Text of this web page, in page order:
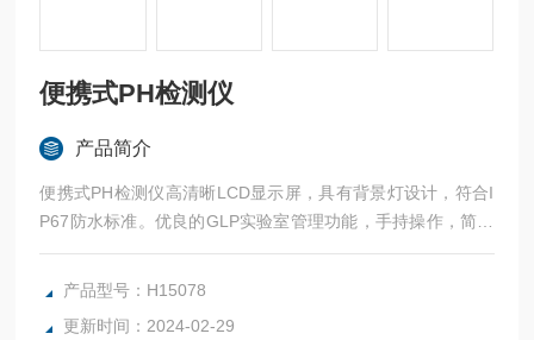
便携式PH检测仪
产品简介
便携式PH检测仪高清晰LCD显示屏，具有背景灯设计，符合I
P67防水标准。优良的GLP实验室管理功能，手持操作，简便
快捷，配有便携箱适用于野外现场快速测量。
产品型号：H15078
更新时间：2024-02-29